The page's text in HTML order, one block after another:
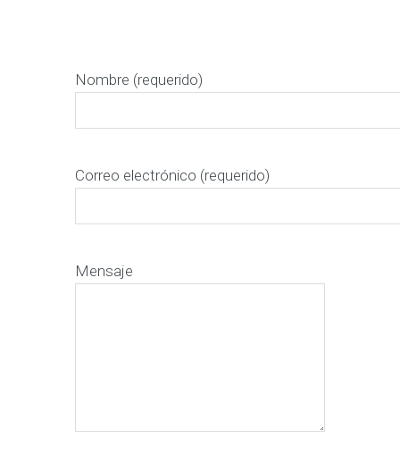
Nombre (requerido)
Correo electrónico (requerido)
Mensaje